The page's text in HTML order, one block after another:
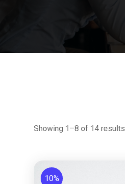
Showing 1–8 of 14 results
10%